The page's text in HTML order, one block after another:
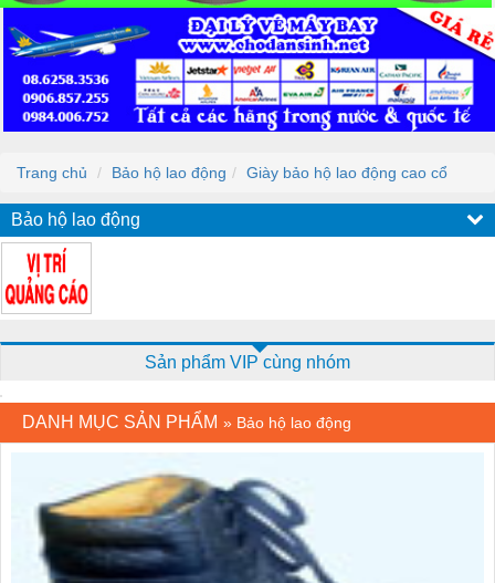
Trang chủ Bảo hộ lao động Giày bảo hộ lao động cao cổ
Bảo hộ lao động
Sản phẩm VIP cùng nhóm
DANH MỤC SẢN PHẨM » Bảo hộ lao động